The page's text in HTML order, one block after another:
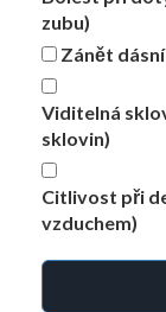
zubu)
Zánět
Viditelná
sklovin)
Citlivost při
vzduchem)